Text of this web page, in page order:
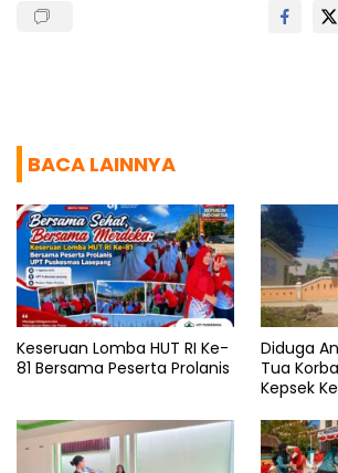
BACA LAINNYA
Keseruan Lomba HUT RI Ke-
81 Bersama Peserta Prolanis
Diduga
Tua
Kepsek